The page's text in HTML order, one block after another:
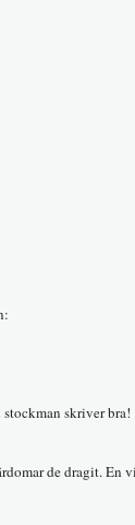
skriver bra!
de dragit. En